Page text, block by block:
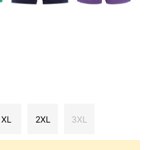
XL 2XL 3XL